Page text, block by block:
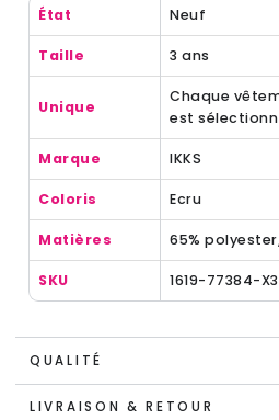
État Neuf
Taille 3 ans
Unique
Chaque
est
Marque IKKS
Coloris Ecru
Matières 65%
SKU 1619-77384-
QUALITÉ
LIVRAISON & RETOUR